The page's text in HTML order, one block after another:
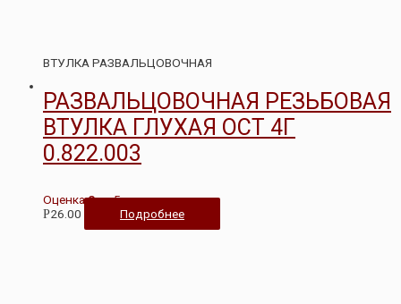
ВТУЛКА РАЗВАЛЬЦОВОЧНАЯ
РАЗВАЛЬЦОВОЧНАЯ РЕЗЬБОВАЯ
ВТУЛКА ГЛУХАЯ ОСТ 4Г
0.822.003
Оценка0из 5
Р26.00 Подробнее